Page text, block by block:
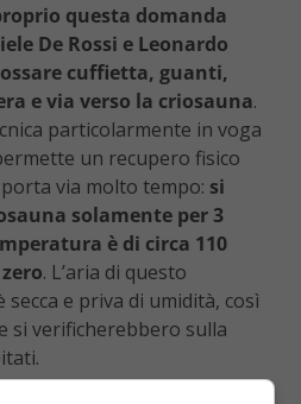
questa domanda
De Rossi e Leonardo
cuffietta, guanti,
e via verso la criosauna.
particolarmente in voga
un recupero fisico
via molto tempo: si
solamente per 3
è di circa 110
. L’aria di questo
e priva di umidità, così
si verificherebbero sulla